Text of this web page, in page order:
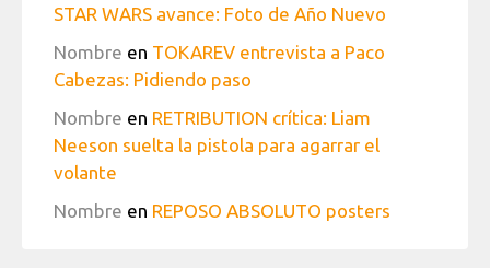
STAR WARS avance: Foto de Año Nuevo
Nombre en TOKAREV entrevista a Paco
Cabezas: Pidiendo paso
Nombre en RETRIBUTION crítica: Liam
Neeson suelta la pistola para agarrar el
volante
Nombre en REPOSO ABSOLUTO posters